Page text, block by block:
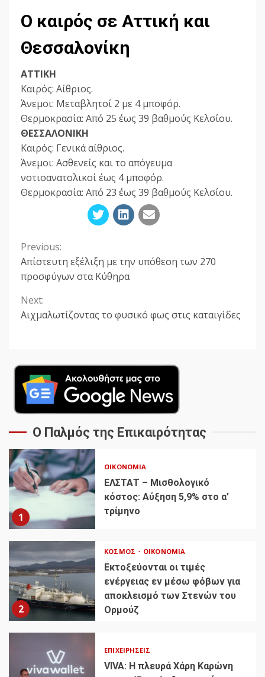
Ο καιρός σε Αττική και
Θεσσαλονίκη
ΑΤΤΙΚΗ
Καιρός: Αίθριος.
Άνεμοι: Μεταβλητοί 2 με 4 μποφόρ.
Θερμοκρασία: Από 25 έως 39 βαθμούς Κελσίου.
ΘΕΣΣΑΛΟΝΙΚΗ
Καιρός: Γενικά αίθριος.
Άνεμοι: Ασθενείς και το απόγευμα
νοτιοανατολικοί έως 4 μποφόρ.
Θερμοκρασία: Από 23 έως 39 βαθμούς Κελσίου.
Continue
Reading
Previous:
Απίστευτη εξέλιξη με την υπόθεση των 270
προσφύγων στα Κύθηρα
Next:
Αιχμαλωτίζοντας το φυσικό φως στις καταιγίδες
Ο Παλμός της Επικαιρότητας
1
ΟΙΚΟΝΟΜΊΑ
ΕΛΣΤΑΤ – Μισθολογικό
κόστος: Αύξηση 5,9% στο α’
τρίμηνο
2
ΚΌΣΜΟΣ ΟΙΚΟΝΟΜΊΑ
Εκτοξεύονται οι τιμές
ενέργειας εν μέσω φόβων για
αποκλεισμό των Στενών του
Ορμούζ
ΕΠΙΧΕΙΡΉΣΕΙΣ
VIVA: Η πλευρά Χάρη Καρώνη